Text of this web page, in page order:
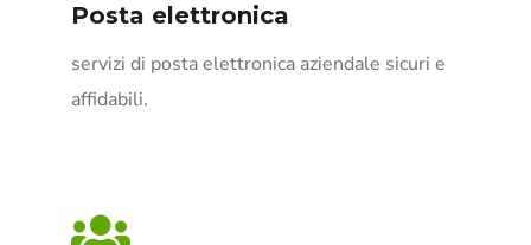
Posta elettronica
servizi di posta elettronica aziendale sicuri e
affidabili.